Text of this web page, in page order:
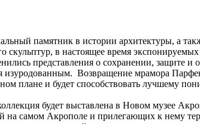
памятник в истории архитектуры, а
скульптур, в настоящее время
представления о сохранении, защите
изуродованным. Возвращение мрамора
плане и будет способствовать лучшему
будет выставлена в Новом музее
на самом Акрополе и прилегающих к нему